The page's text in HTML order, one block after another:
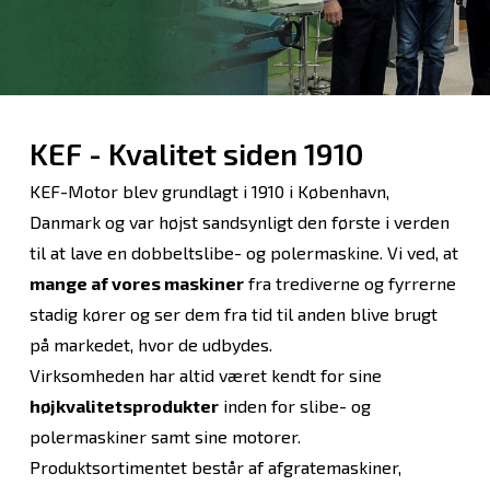
KEF - Kvalitet siden 1910
KEF-Motor blev grundlagt i 1910 i København,
Danmark og var højst sandsynligt den første i verden
til at lave en dobbeltslibe- og polermaskine. Vi ved, at
mange af vores maskinerfra trediverne og fyrrerne
stadig kører og ser dem fra tid til anden blive brugt
på markedet, hvor de udbydes.
Virksomheden har altid været kendt for sine
højkvalitetsprodukterinden for slibe- og
polermaskiner samt sine motorer.
Produktsortimentet består af afgratemaskiner,